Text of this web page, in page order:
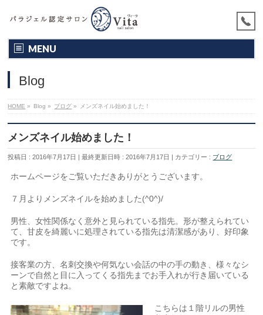
MENU
Blog
HOME » Blog » ブログ » メンズネイル始めました！
メンズネイル始めました！
投稿日 : 2016年7月17日 最終更新日時 : 2016年7月17日 カテゴリー : ブログ
ホームページをご覧いただきありがとうございます。
７月よりメンズネイルを始めました(^0^)/
男性、女性関係なく意外と見られている指先。形が整えられてい
て、甘皮を綺麗いに処理されている指先は清潔感があり、好印象
です。
接客業の方、名刺交換や何気ない会話の中の手の動き、様々なシ
ーンで自然と目に入ってくる指先までお手入れが行き届いている
と素敵ですよね。
こちらは１階リルの男性